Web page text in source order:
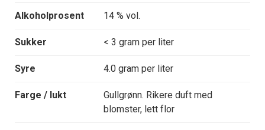
Alkoholprosent 14 % vol.
Sukker < 3 gram per liter
Syre 4.0 gram per liter
Farge / lukt
Gullgrønn. Rikere duft med
blomster, lett flor